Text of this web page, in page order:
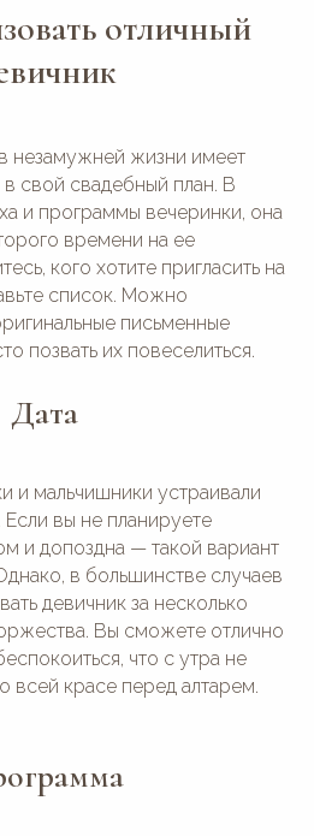
отличный
незамужней жизни имеет
свой свадебный план. В
и программы вечеринки, она
времени на ее
кого хотите пригласить на
список. Можно
письменные
позвать их повеселиться.
Дата
и мальчишники устраивали
Если вы не планируете
и допоздна — такой вариант
в большинстве случаев
девичник за несколько
Вы сможете отлично
что с утра не
всей красе перед алтарем.